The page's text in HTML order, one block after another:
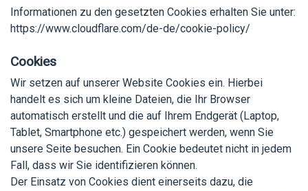
Informationen zu den gesetzten Cookies erhalten Sie unter:
https://www.cloudflare.com/de-de/cookie-policy/
Cookies
Wir setzen auf unserer Website Cookies ein. Hierbei
handelt es sich um kleine Dateien, die Ihr Browser
automatisch erstellt und die auf Ihrem Endgerät (Laptop,
Tablet, Smartphone etc.) gespeichert werden, wenn Sie
unsere Seite besuchen. Ein Cookie bedeutet nicht in jedem
Fall, dass wir Sie identifizieren können.
Der Einsatz von Cookies dient einerseits dazu, die